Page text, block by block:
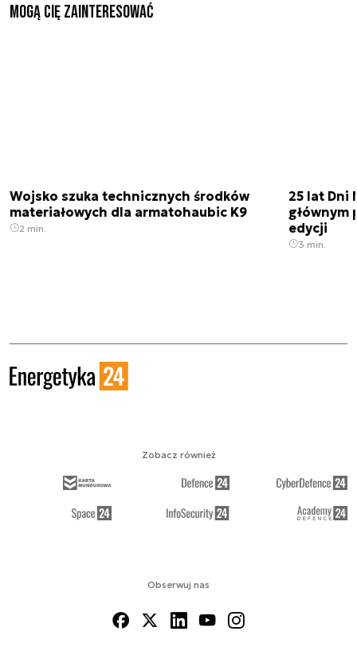
Mogą Cię zainteresować
Wojsko szuka technicznych środków
materiałowych dla armatohaubic K9
2 min.
25 lat Dni
głównym
edycji
3 min.
Obserwuj nas
Zobacz również